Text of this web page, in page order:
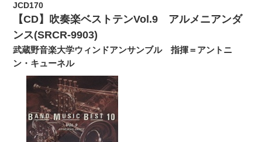
JCD170
【CD】吹奏楽ベストテンVol.9 アルメニアンダ
ンス(SRCR-9903)
武蔵野音楽大学ウィンドアンサンブル 指揮＝アントニ
ン・キューネル